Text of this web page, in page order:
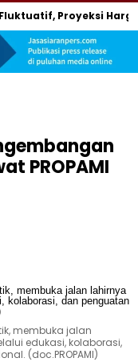
Proyeksi Harga
PROPAMI
membuka jalan
edukasi, kolaborasi,
(doc.PROPAMI)